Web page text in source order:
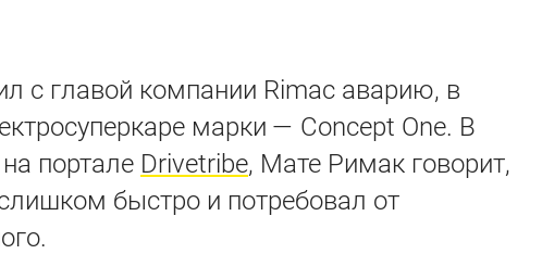
с главой компании Rimac аварию, в
марки — Concept One. В
портале Drivetribe, Мате Римак говорит,
быстро и потребовал от